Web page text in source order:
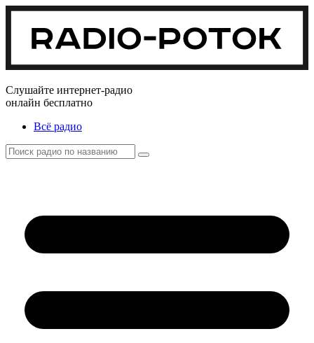
Слушайте интернет-радио
онлайн бесплатно
Всё радио